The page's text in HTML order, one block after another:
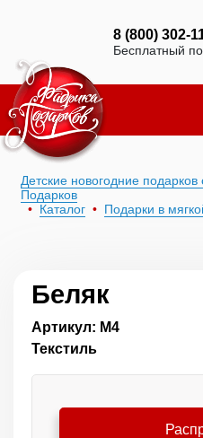
8 (800) 302-
Бесплатный
Детские новогодние
Подарков
Каталог
Подарки в
Беляк
Артикул: М4
Текстиль